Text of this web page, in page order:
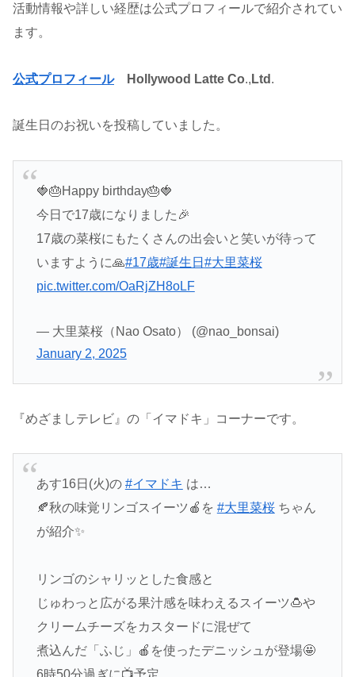
活動情報や詳しい経歴は公式プロフィールで紹介されてい
ます。
公式プロフィール Hollywood Latte Co., Ltd .
誕生日のお祝いを投稿していました。
🍓🎂Happy birthday🎂🍓
今日で17歳になりました🎉
17歳の菜桜にもたくさんの出会いと笑いが待って
いますように🙏#17歳#誕生日 #大里菜桜
pic.twitter.com/OaRjZH8oLF
— 大里菜桜（Nao Osato） (@nao_bonsai)
January 2, 2025
『めざましテレビ』の「イマドキ」コーナーです。
あす16日(火)の #イマドキ は…
🍂秋の味覚リンゴスイーツ🍎を #大里菜桜ちゃん
が紹介✨
リンゴのシャリッとした食感と
じゅわっと広がる果汁感を味わえるスイーツ🍮や
クリームチーズをカスタードに混ぜて
煮込んだ「ふじ」🍎を使ったデニッシュが登場🤩
6時50分過ぎに📺予定